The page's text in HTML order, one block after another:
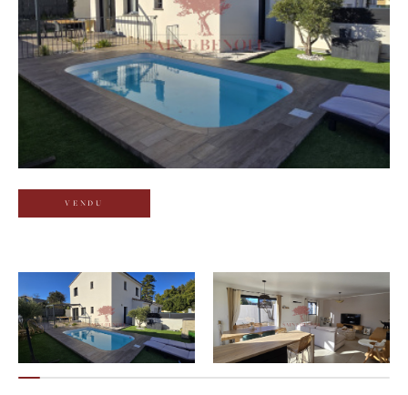
VENDU
Budget
Budget
Surface
Surface
Pièces
Référence
AFFINER LES CRITÈRES
TERRASSE PARKING PISCINE